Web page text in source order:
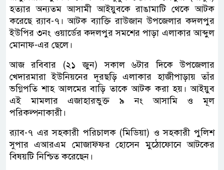
হত্যার অন্যতম আসামী আইয়ুবকে রাঙামাটি থেকে আটক
করেছে র‌্যাব-৭। আটক ব্যাক্তি রাউজান উপজেলার কদলপুর
ইউপির ৩নং ওয়ার্ডের কদলপুর সমশের পাড়া এলাকার আব্দুল
মোনাফ-এর ছেলে।
আজ রবিবার (২১ জুন) সকাল ৬টার দিকে উপজেলার
খেদারমারা ইউনিয়নের দূরছড়ি এলাকার হাজীপাড়ায় তাঁর
ভগ্নিপতি শাহ আলমের বাড়ি তাকে আটক করা হয়। আইয়ুব
এই মামলার এজাহারভুক্ত ৯ নং আসামি ও মূল
পরিকল্পনাকারী।
র‌্যাব-৭ এর সহকারী পরিচালক (মিডিয়া) ও সহকারী পুলিশ
সুপার এআরএম মোজাফ্ফর হোসেন মুঠোফোনে আটকের
বিষয়টি নিশ্চিত করেছেন।